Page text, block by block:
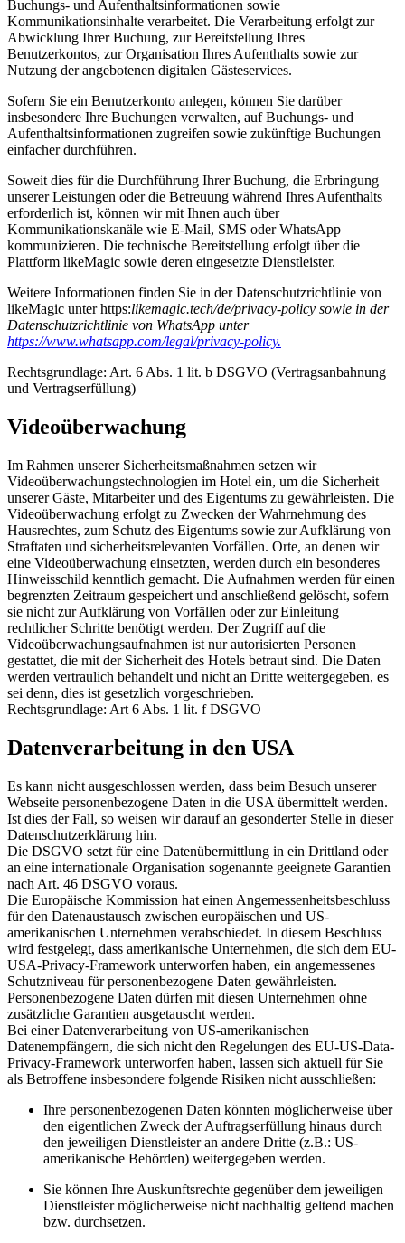
Buchungs- und Aufenthaltsinformationen sowie
Kommunikationsinhalte verarbeitet. Die Verarbeitung erfolgt zur
Abwicklung Ihrer Buchung, zur Bereitstellung Ihres
Benutzerkontos, zur Organisation Ihres Aufenthalts sowie zur
Nutzung der angebotenen digitalen Gästeservices.
Sofern Sie ein Benutzerkonto anlegen, können Sie darüber
insbesondere Ihre Buchungen verwalten, auf Buchungs- und
Aufenthaltsinformationen zugreifen sowie zukünftige Buchungen
einfacher durchführen.
Soweit dies für die Durchführung Ihrer Buchung, die Erbringung
unserer Leistungen oder die Betreuung während Ihres Aufenthalts
erforderlich ist, können wir mit Ihnen auch über
Kommunikationskanäle wie E-Mail, SMS oder WhatsApp
kommunizieren. Die technische Bereitstellung erfolgt über die
Plattform likeMagic sowie deren eingesetzte Dienstleister.
Weitere Informationen finden Sie in der Datenschutzrichtlinie von
likeMagic unter https:likemagic.tech/de/privacy-policy sowie in der
Datenschutzrichtlinie von WhatsApp unter
https://www.whatsapp.com/legal/privacy-policy.
Rechtsgrundlage: Art. 6 Abs. 1 lit. b DSGVO (Vertragsanbahnung
und Vertragserfüllung)
Videoüberwachung
Im Rahmen unserer Sicherheitsmaßnahmen setzen wir
Videoüberwachungstechnologien im Hotel ein, um die Sicherheit
unserer Gäste, Mitarbeiter und des Eigentums zu gewährleisten. Die
Videoüberwachung erfolgt zu Zwecken der Wahrnehmung des
Hausrechtes, zum Schutz des Eigentums sowie zur Aufklärung von
Straftaten und sicherheitsrelevanten Vorfällen. Orte, an denen wir
eine Videoüberwachung einsetzten, werden durch ein besonderes
Hinweisschild kenntlich gemacht. Die Aufnahmen werden für einen
begrenzten Zeitraum gespeichert und anschließend gelöscht, sofern
sie nicht zur Aufklärung von Vorfällen oder zur Einleitung
rechtlicher Schritte benötigt werden. Der Zugriff auf die
Videoüberwachungsaufnahmen ist nur autorisierten Personen
gestattet, die mit der Sicherheit des Hotels betraut sind. Die Daten
werden vertraulich behandelt und nicht an Dritte weitergegeben, es
sei denn, dies ist gesetzlich vorgeschrieben.
Rechtsgrundlage: Art 6 Abs. 1 lit. f DSGVO
Datenverarbeitung in den USA
Es kann nicht ausgeschlossen werden, dass beim Besuch unserer
Webseite personenbezogene Daten in die USA übermittelt werden.
Ist dies der Fall, so weisen wir darauf an gesonderter Stelle in dieser
Datenschutzerklärung hin.
Die DSGVO setzt für eine Datenübermittlung in ein Drittland oder
an eine internationale Organisation sogenannte geeignete Garantien
nach Art. 46 DSGVO voraus.
Die Europäische Kommission hat einen Angemessenheitsbeschluss
für den Datenaustausch zwischen europäischen und US-
amerikanischen Unternehmen verabschiedet. In diesem Beschluss
wird festgelegt, dass amerikanische Unternehmen, die sich dem EU-
USA-Privacy-Framework unterworfen haben, ein angemessenes
Schutzniveau für personenbezogene Daten gewährleisten.
Personenbezogene Daten dürfen mit diesen Unternehmen ohne
zusätzliche Garantien ausgetauscht werden.
Bei einer Datenverarbeitung von US-amerikanischen
Datenempfängern, die sich nicht den Regelungen des EU-US-Data-
Privacy-Framework unterworfen haben, lassen sich aktuell für Sie
als Betroffene insbesondere folgende Risiken nicht ausschließen:
Ihre personenbezogenen Daten könnten möglicherweise über
den eigentlichen Zweck der Auftragserfüllung hinaus durch
den jeweiligen Dienstleister an andere Dritte (z.B.: US-
amerikanische Behörden) weitergegeben werden.
Sie können Ihre Auskunftsrechte gegenüber dem jeweiligen
Dienstleister möglicherweise nicht nachhaltig geltend machen
bzw. durchsetzen.